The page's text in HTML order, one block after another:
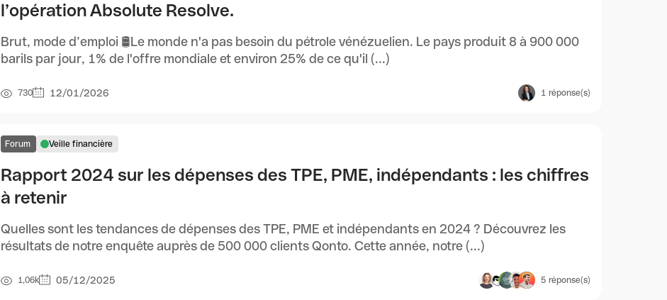
l’opération Absolute Resolve.
Brut, mode d’emploi 🛢️Le monde n'a pas besoin du pétrole vénézuelien. Le pays produit 8 à 900 000
barils par jour, 1% de l'offre mondiale et environ 25% de ce qu'il (...)
730 12/01/2026 1 réponse(s)
Forum Veille financière
Rapport 2024 sur les dépenses des TPE, PME, indépendants : les chiffres
à retenir
Quelles sont les tendances de dépenses des TPE, PME et indépendants en 2024 ? Découvrez les
résultats de notre enquête auprès de 500 000 clients Qonto. Cette année, notre (...)
1,06k 05/12/2025 5 réponse(s)